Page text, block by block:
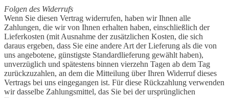
Folgen des Widerrufs
Wenn Sie diesen Vertrag widerrufen, haben wir Ihnen alle
Zahlungen, die wir von Ihnen erhalten haben, einschließlich der
Lieferkosten (mit Ausnahme der zusätzlichen Kosten, die sich
daraus ergeben, dass Sie eine andere Art der Lieferung als die von
uns angebotene, günstigste Standardlieferung gewählt haben),
unverzüglich und spätestens binnen vierzehn Tagen ab dem Tag
zurückzuzahlen, an dem die Mitteilung über Ihren Widerruf dieses
Vertrags bei uns eingegangen ist. Für diese Rückzahlung verwenden
wir dasselbe Zahlungsmittel, das Sie bei der ursprünglichen